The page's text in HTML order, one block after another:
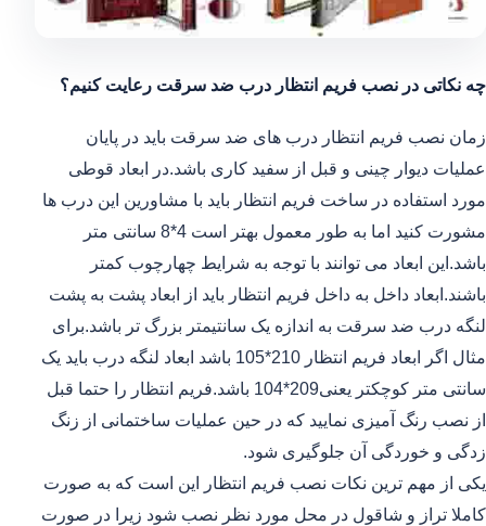
چه نکاتی در نصب فریم انتظار درب ضد سرقت رعایت کنیم؟
زمان نصب فریم انتظار درب های ضد سرقت باید در پایان
عملیات دیوار چینی و قبل از سفید کاری باشد.در ابعاد قوطی
مورد استفاده در ساخت فریم انتظار باید با مشاورین این درب ها
مشورت کنید اما به طور معمول بهتر است 4*8 سانتی متر
باشد.این ابعاد می توانند با توجه به شرایط چهارچوب کمتر
باشند.ابعاد داخل به داخل فریم انتظار باید از ابعاد پشت به پشت
لنگه درب ضد سرقت به اندازه یک سانتیمتر بزرگ تر باشد.برای
مثال اگر ابعاد فریم انتظار 210*105 باشد ابعاد لنگه درب باید یک
سانتی متر کوچکتر یعنی209*104 باشد.فریم انتظار را حتما قبل
از نصب رنگ آمیزی نمایید که در حین عملیات ساختمانی از زنگ
زدگی و خوردگی آن جلوگیری شود.
یکی از مهم ترین نکات نصب فریم انتظار این است که به صورت
کاملا تراز و شاقول در محل مورد نظر نصب شود زیرا در صورت